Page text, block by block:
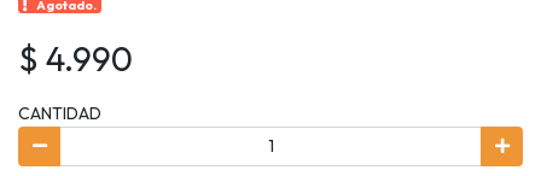
Agotado.
$ 4.990
CANTIDAD